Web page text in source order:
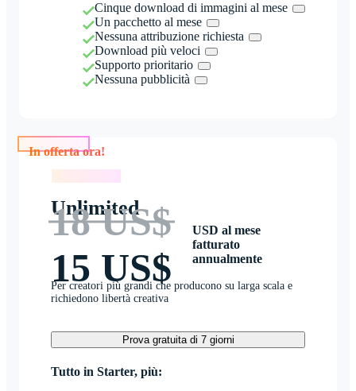
Cinque download di immagini al mese
Un pacchetto al mese
Nessuna attribuzione richiesta
Download più veloci
Supporto prioritario
Nessuna pubblicità
Unlimited
18 US$
15 US$
USD al mese
fatturato
annualmente
Per creatori più grandi che producono su larga scala e
richiedono libertà creativa
Prova gratuita di 7 giorni
Tutto in Starter, più: